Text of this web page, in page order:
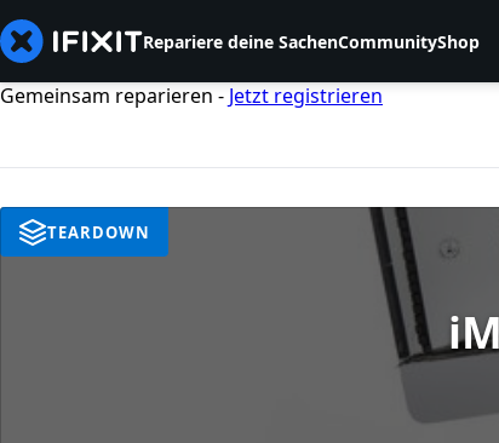
Repariere deine SachenCommunityShop
Gemeinsam reparieren - Jetzt registrieren
TEARDOWN